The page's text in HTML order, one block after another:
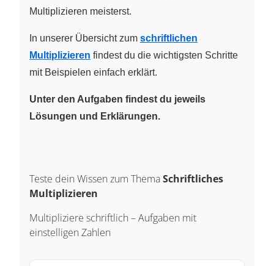
Multiplizieren meisterst.
In unserer Übersicht zum schriftlichen
Multiplizieren findest du die wichtigsten Schritte
mit Beispielen einfach erklärt.
Unter den Aufgaben findest du jeweils
Lösungen und Erklärungen.
Teste dein Wissen zum ThemaSchriftliches
Multiplizieren
Multipliziere schriftlich – Aufgaben mit
einstelligen Zahlen